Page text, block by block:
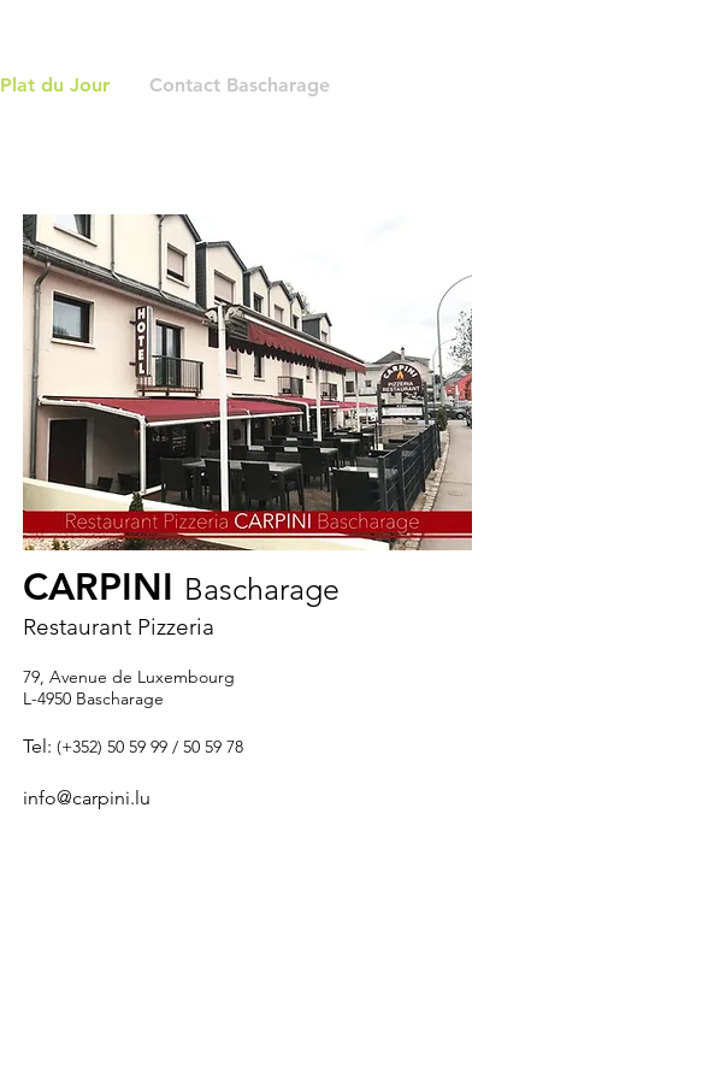
Plat du Jour Contact Bascharage
CARPINI Bascharage
Restaurant Pizzeria
79, Avenue de Luxembourg
L-4950 Bascharage
Tel: (+352) 50 59 99 / 50 59 78
info@carpini.lu